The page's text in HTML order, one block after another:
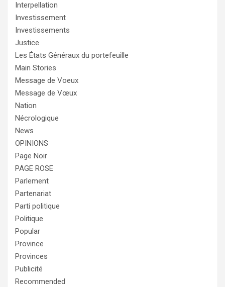
Interpellation
Investissement
Investissements
Justice
Les États Généraux du portefeuille
Main Stories
Message de Voeux
Message de Vœux
Nation
Nécrologique
News
OPINIONS
Page Noir
PAGE ROSE
Parlement
Partenariat
Parti politique
Politique
Popular
Province
Provinces
Publicité
Recommended